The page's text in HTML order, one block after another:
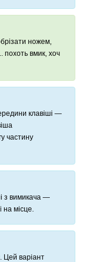
ножем,
похоть вмик, хоч
клавіші —
частину
з вимикача —
місце.
Цей варіант